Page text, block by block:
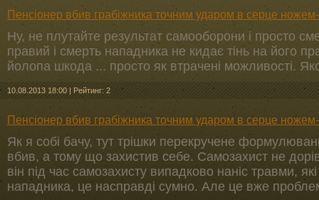
Пенсіонер вбив грабіжника точним ударом в серце
Ну, не плутайте результат самооборони і просто
правий і смерть нападника не кидає тінь на його
йолопа шкода ... просто як втрачені можливості.
10.08.2013 18:00 | Рейтинг: 2
Пенсіонер вбив грабіжника точним ударом в серце
Як я собі бачу, тут трішки перекручене
вбив, а тому що захистив себе. Самозахист не
він під час самозахисту випадково наніс травми,
нападника, це насправді сумно. Але це вже